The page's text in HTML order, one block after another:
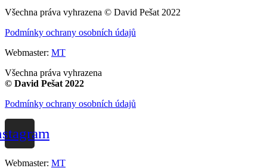
Všechna práva vyhrazena © David Pešat 2022
Podmínky ochrany osobních údajů
Webmaster: MT
Všechna práva vyhrazena
© David Pešat 2022
Podmínky ochrany osobních údajů
Webmaster: MT